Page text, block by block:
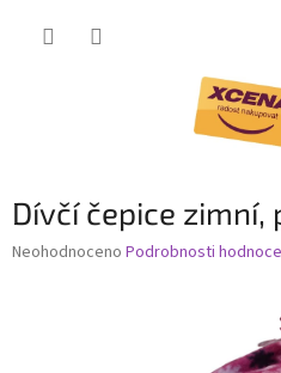
Dívčí čepice
Průměrné
Neohodnoceno Podrobnosti